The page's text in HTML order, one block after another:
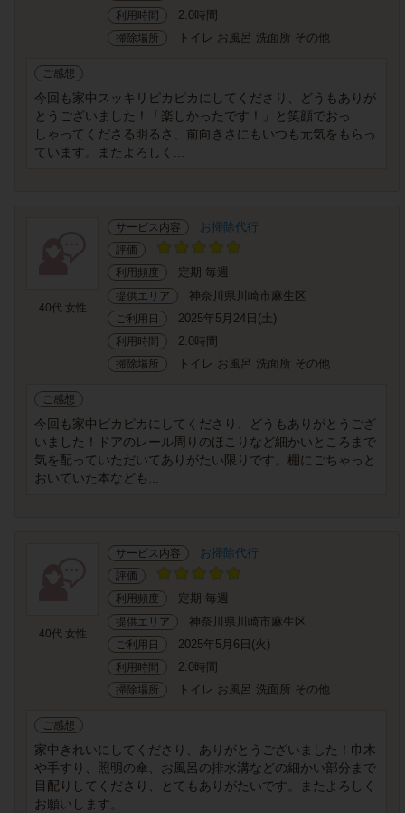
利用時間 2.0時間
掃除場所 トイレ お風呂 洗面所 その他
ご感想
今回も家中スッキリピカピカにしてくださり、どうもありが
とうございました！「楽しかったです！」と笑顔でおっ
しゃってくださる明るさ、前向きさにもいつも元気をもらっ
ています。またよろしく...
40代 女性
サービス内容 お掃除代行
評価
利用頻度
定期 毎週
提供エリア 神奈川県川崎市麻生区
ご利用日 2025年5月24日(土)
利用時間 2.0時間
掃除場所 トイレ お風呂 洗面所 その他
ご感想
今回も家中ピカピカにしてくださり、どうもありがとうござ
いました！ドアのレール周りのほこりなど細かいところまで
気を配っていただいてありがたい限りです。棚にごちゃっと
おいていた本なども...
40代 女性
サービス内容 お掃除代行
評価
利用頻度
定期 毎週
提供エリア 神奈川県川崎市麻生区
ご利用日 2025年5月6日(火)
利用時間 2.0時間
掃除場所 トイレ お風呂 洗面所 その他
ご感想
家中きれいにしてくださり、ありがとうございました！巾木
や手すり、照明の傘、お風呂の排水溝などの細かい部分まで
目配りしてくださり、とてもありがたいです。またよろしく
お願いします。